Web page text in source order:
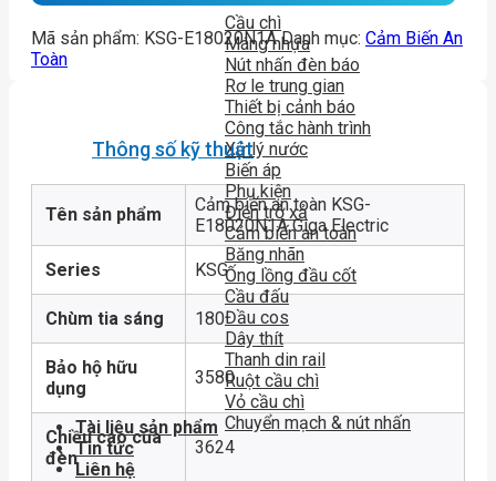
Cầu chì
Máng nhựa
Nút nhấn đèn báo
Rơ le trung gian
Thiết bị cảnh báo
Công tắc hành trình
Xử lý nước
Biến áp
Phụ kiện
Điện trở xả
Cảm biến an toàn
Băng nhãn
Ống lồng đầu cốt
Cầu đấu
Đầu cos
Dây thít
Thanh din rail
Ruột cầu chì
Vỏ cầu chì
Chuyển mạch & nút nhấn
Tài liệu sản phẩm
Tin tức
Liên hệ
Mã sản phẩm: KSG-E18020N1A Danh mục: Cảm Biến An
Toàn
Thông số kỹ thuật
Tên sản phẩm
Cảm biến an toàn KSG-
E18020N1A Giga Electric
Series KSG
Chùm tia sáng 180
Bảo hộ hữu
dụng
3580
Chiều cao của
đèn
3624